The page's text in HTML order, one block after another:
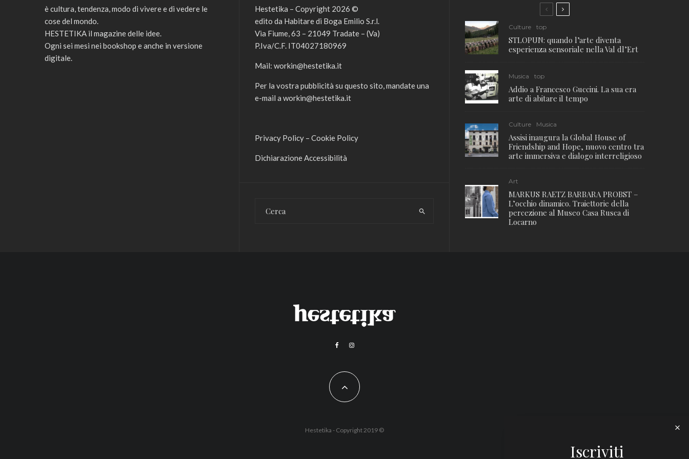
è cultura, tendenza, modo di vivere e di vedere le
cose del mondo.
HESTETIKA il magazine delle idee.
Ogni sei mesi nei bookshop e anche in versione
digitale.
Hestetika – Copyright 2026 ©
edito da Habitare di Boga Emilio S.r.l.
Via Fiume, 63 – 21049 Tradate – (Va)
P.Iva/C.F. IT04027180969
Mail: workin@hestetika.it
Per la vostra pubblicità su questo sito, mandate una
e-mail a workin@hestetika.it
Privacy Policy – Cookie Policy
Dichiarazione Accessibilità
Culture top
STLOPUN: quando l’arte diventa
esperienza sensoriale nella Val dl’Ert
Musica top
Addio a Francesco Guccini. La sua era
arte di abitare il tempo
Culture Musica
Assisi inaugura la Global House of
Friendship and Hope, nuovo centro tra
arte immersiva e dialogo interreligioso
Art
MARKUS RAETZ BARBARA PROBST –
L’occhio dinamico. Traiettorie della
percezione al Museo Casa Rusca di
Locarno
Hestetika - Copyright 2019 ©
Iscriviti